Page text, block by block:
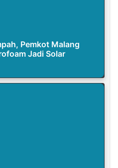
Pemkot Malang
Jadi Solar